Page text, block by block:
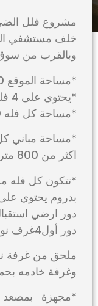
مشروع فلل
خلف مستشفي
وبالقرب من
*مساحة الموقع 1440متر
*يحتوي على 4 فلل
*مساحة كل فله 360 متر
*مساحة مباني
اكثر من 800 متر
*تتكون كل فله
بدروم يحتوي
دور ارضي
دور أول4غرف نوم بحماماتها وغرفة ملابس للمستر
ملحق من غرفة نوم
وغرفة خادمه